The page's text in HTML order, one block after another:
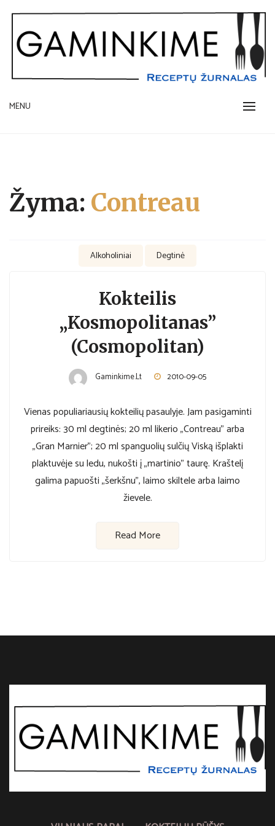
content
GAMINKIME.LT
receptų žurnalas
MENU
Žyma: Contreau
Alkoholiniai Degtinė
Kokteilis
„Kosmopolitanas”
(Cosmopolitan)
Gaminkime.lt 2010-09-05
Vienas populiariausių kokteilių pasaulyje. Jam pasigaminti
prireiks: 30 ml degtinės; 20 ml likerio „Contreau” arba
„Gran Marnier”; 20 ml spanguolių sulčių Viską išplakti
plaktuvėje su ledu, nukošti į „martinio” taurę. Kraštelį
galima papuošti „šerkšnu”, laimo skiltele arba laimo
žievele.
Read More